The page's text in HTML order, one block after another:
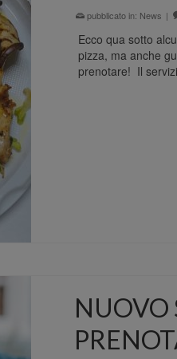
pubblicato in: News |
Ecco qua sotto
pizza, ma anche
prenotare! ⁣⁣ Il
NUOVO